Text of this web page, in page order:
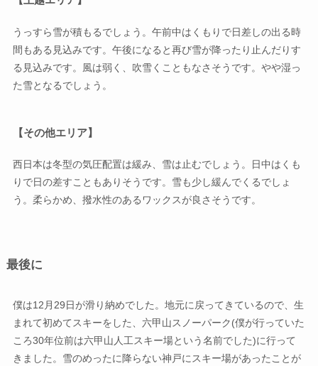
うっすら雪が積もるでしょう。午前中はくもりで日差しの出る時
間もある見込みです。午後になると再び雪が降ったり止んだりす
る見込みです。風は弱く、吹雪くこともなさそうです。やや湿っ
た雪となるでしょう。
【その他エリア】
西日本は冬型の気圧配置は緩み、雪は止むでしょう。日中はくも
りで日の差すこともありそうです。雪も少し緩んでくるでしょ
う。柔らかめ、撥水性のあるワックスが良さそうです。
最後に
僕は12月29日が滑り納めでした。地元に戻ってきているので、生
まれて初めてスキーをした、六甲山スノーパーク(僕が行っていた
ころ30年位前は六甲山人工スキー場という名前でした)に行って
きました。雪のめったに降らない神戸にスキー場があったことが